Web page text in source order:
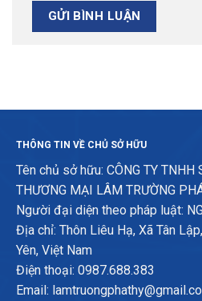
THÔNG TIN VỀ CHỦ SỞ HỮU
Tên chủ sở hữu: CÔNG TY TNHH
THƯƠNG MẠI LÂM TRƯỜNG
Người đại diện theo pháp luật:
Địa chỉ: Thôn Liêu Hạ, Xã Tân
Yên, Việt Nam
Điện thoại: 0987.688.383
Email: